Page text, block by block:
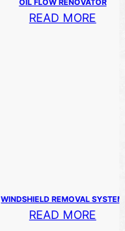
OIL FLOW RENOVATOR
READ MORE
WINDSHIELD REMOVAL SYSTEM
READ MORE